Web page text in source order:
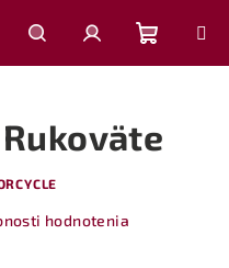
HľadaťPrihlásenie
košík
hodnotenia